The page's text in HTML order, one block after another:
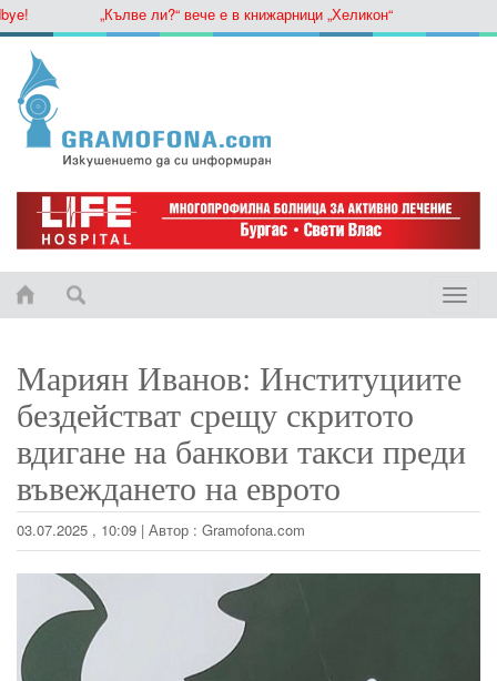
„Кълве ли?“ вече е в книжарници „Хеликон“
Toggle
Мариян Иванов: Институциите
бездействат срещу скритото
вдигане на банкови такси преди
въвеждането на еврото
03.07.2025 , 10:09 | Автор : Gramofona.com